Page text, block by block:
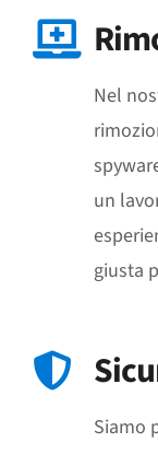
Nel
un
giusta
Siamo